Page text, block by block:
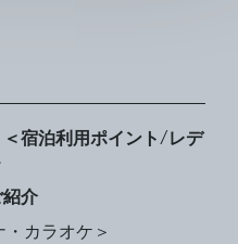
宿泊利用ポイント/レデ
介
カラオケ＞